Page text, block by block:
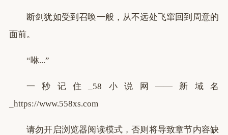
断剑犹如受到召唤一般，从不远处飞窜回到周意的
面前。
“咻...”
一秒记住_58小说网——新域名
_https://www.558xs.com
请勿开启浏览器阅读模式，否则将导致章节内容缺